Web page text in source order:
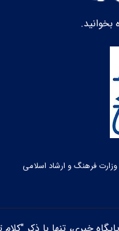
بخوانید.
فرهنگ و ارشاد اسلامی